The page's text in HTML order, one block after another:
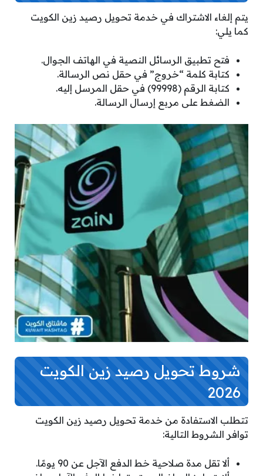
يتم إلغاء الاشتراك في خدمة تحويل رصيد زين الكويت
كما يلي:
فتح تطبيق الرسائل النصية في الهاتف الجوال.
كتابة كلمة “خروج” في حقل نص الرسالة.
كتابة الرقم (99998) في حقل المرسل إليه.
الضغط على مربع إرسال الرسالة.
شروط تحويل رصيد زين الكويت
2026
تتطلب الاستفادة من خدمة تحويل رصيد زين الكويت
توافر الشروط التالية:
ألا تقل مدة صلاحية خط الدفع الآجل عن 90 يومًا.